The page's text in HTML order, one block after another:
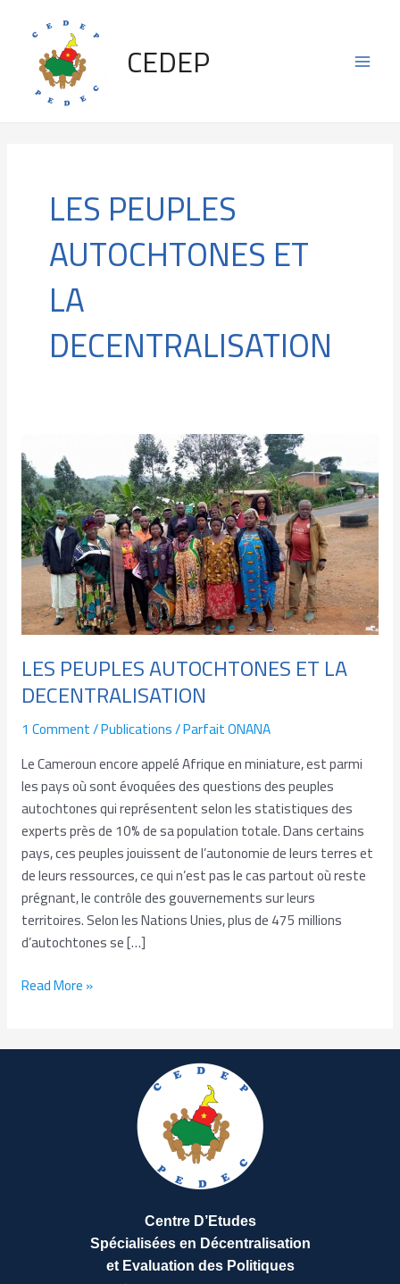
content
CEDEP
LES PEUPLES
AUTOCHTONES ET
LA
DECENTRALISATION
LES PEUPLES AUTOCHTONES ET LA
DECENTRALISATION
1 Comment/Publications/Parfait ONANA
Le Cameroun encore appelé Afrique en miniature, est parmi
les pays où sont évoquées des questions des peuples
autochtones qui représentent selon les statistiques des
experts près de 10% de sa population totale. Dans certains
pays, ces peuples jouissent de l’autonomie de leurs terres et
de leurs ressources, ce qui n’est pas le cas partout où reste
prégnant, le contrôle des gouvernements sur leurs
territoires. Selon les Nations Unies, plus de 475 millions
d’autochtones se […]
PEUPLES
AUTOCHTONES
ET
LA
DECENTRALISATION
Read More »
Centre D’Etudes
Spécialisées en Décentralisation
et Evaluation des Politiques